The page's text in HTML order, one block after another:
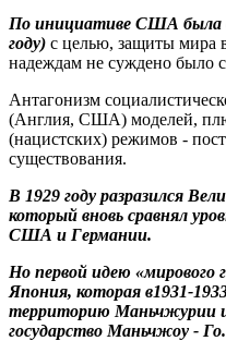
По инициативе США была
году) с целью, защиты мира
надеждам не суждено было
Антагонизм
(Англия, США) моделей,
(нацистских) режимов -
существования.
В 1929 году разразился
который вновь сравнял
США и Германии.
Но первой идею «мирового
Япония, которая в1931-
территорию Маньчжурии
государство Маньчжоу - Го.